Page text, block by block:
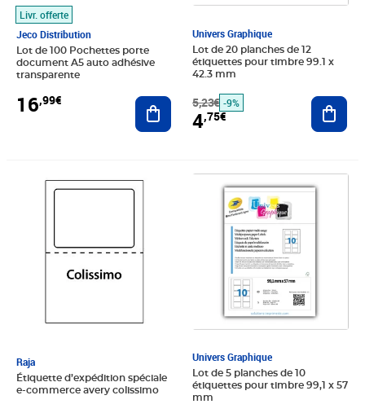
Livr. offerte
Jeco Distribution
Lot de 100 Pochettes porte
document A5 auto adhésive
transparente
16,99€ Ajouter au panier
Univers Graphique
Lot de 20 planches de 12
étiquettes pour timbre 99.1 x
42.3 mm
5,23€ -9%
4,75€
Raja
Étiquette d’expédition spéciale
e-commerce avery colissimo
Prix 19,14€
Univers Graphique
Lot de 5 planches de 10
étiquettes pour timbre 99,1 x 57
mm
Prix barré 2,75€
Prix 2,50€